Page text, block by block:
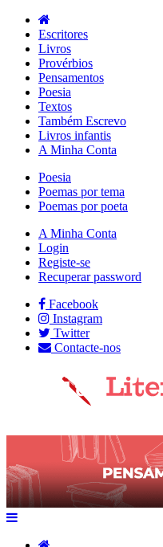
Escritores
Livros
Provérbios
Pensamentos
Poesia
Textos
Também Escrevo
Livros infantis
A Minha Conta
Poesia
Poemas por tema
Poemas por poeta
A Minha Conta
Login
Registe-se
Recuperar password
Facebook
Instagram
Twitter
Contacte-nos